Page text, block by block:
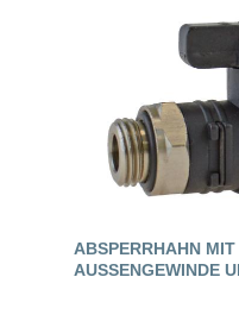
ABSPERRHAHN
AUSSENGEWINDE